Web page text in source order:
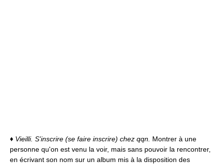
♦ Vieilli. S'inscrire (se faire inscrire) chez qqn. Montrer à une
personne qu'on est venu la voir, mais sans pouvoir la rencontrer,
en écrivant son nom sur un album mis à la disposition des